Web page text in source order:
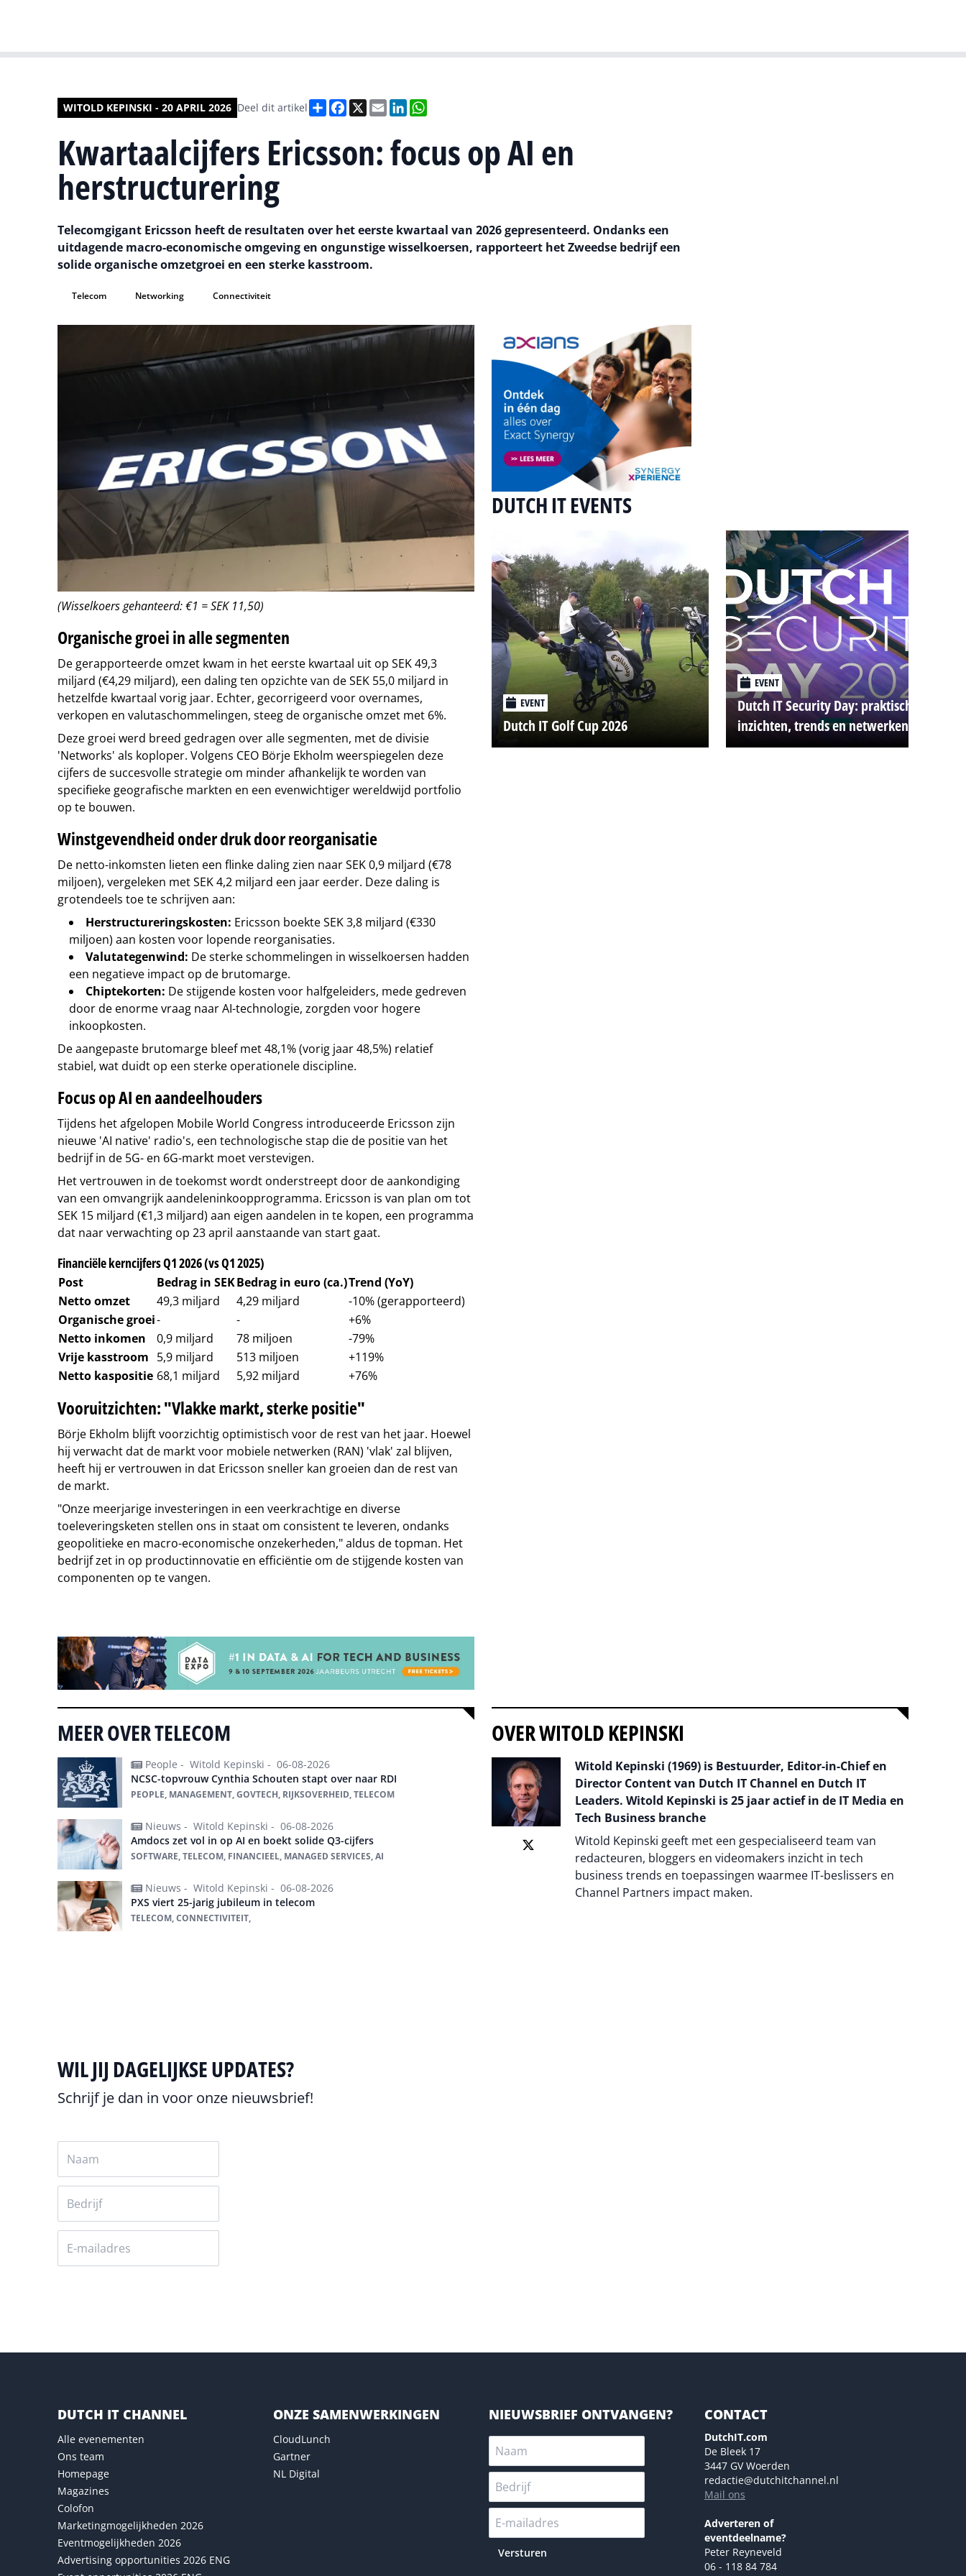
WITOLD KEPINSKI - 20 APRIL 2026 Deel dit artikel DeelFacebook
X EmailLinkedIn
Kwartaalcijfers Ericsson: focus op AI en
herstructurering
Telecomgigant Ericsson heeft de resultaten over het eerste kwartaal van 2026 gepresenteerd. Ondanks een
uitdagende macro-economische omgeving en ongunstige wisselkoersen, rapporteert het Zweedse bedrijf een
solide organische omzetgroei en een sterke kasstroom.
Telecom Networking Connectiviteit
(Wisselkoers gehanteerd: €1 = SEK 11,50)
Organische groei in alle segmenten
De gerapporteerde omzet kwam in het eerste kwartaal uit op SEK 49,3
miljard (€4,29 miljard), een daling ten opzichte van de SEK 55,0 miljard in
hetzelfde kwartaal vorig jaar. Echter, gecorrigeerd voor overnames,
verkopen en valutaschommelingen, steeg de organische omzet met 6%.
Deze groei werd breed gedragen over alle segmenten, met de divisie
'Networks' als koploper. Volgens CEO Börje Ekholm weerspiegelen deze
cijfers de succesvolle strategie om minder afhankelijk te worden van
specifieke geografische markten en een evenwichtiger wereldwijd portfolio
op te bouwen.
Winstgevendheid onder druk door reorganisatie
De netto-inkomsten lieten een flinke daling zien naar SEK 0,9 miljard (€78
miljoen), vergeleken met SEK 4,2 miljard een jaar eerder. Deze daling is
grotendeels toe te schrijven aan:
Herstructureringskosten: Ericsson boekte SEK 3,8 miljard (€330
miljoen) aan kosten voor lopende reorganisaties.
Valutategenwind: De sterke schommelingen in wisselkoersen hadden
een negatieve impact op de brutomarge.
Chiptekorten: De stijgende kosten voor halfgeleiders, mede gedreven
door de enorme vraag naar AI-technologie, zorgden voor hogere
inkoopkosten.
De aangepaste brutomarge bleef met 48,1% (vorig jaar 48,5%) relatief
stabiel, wat duidt op een sterke operationele discipline.
Focus op AI en aandeelhouders
Tijdens het afgelopen Mobile World Congress introduceerde Ericsson zijn
nieuwe 'AI native' radio's, een technologische stap die de positie van het
bedrijf in de 5G- en 6G-markt moet verstevigen.
Het vertrouwen in de toekomst wordt onderstreept door de aankondiging
van een omvangrijk aandeleninkoopprogramma. Ericsson is van plan om tot
SEK 15 miljard (€1,3 miljard) aan eigen aandelen in te kopen, een programma
dat naar verwachting op 23 april aanstaande van start gaat.
Financiële kerncijfers Q1 2026 (vs Q1 2025)
Post Bedrag in SEKBedrag in euro (ca.)Trend (YoY)
Netto omzet
49,3 miljard 4,29 miljard
-10% (gerapporteerd)
Organische groei- -
+6%
Netto inkomen
0,9 miljard 78 miljoen
-79%
Vrije kasstroom 5,9 miljard 513 miljoen
+119%
Netto kaspositie 68,1 miljard 5,92 miljard +76%
Vooruitzichten: "Vlakke markt, sterke positie"
Börje Ekholm blijft voorzichtig optimistisch voor de rest van het jaar. Hoewel
hij verwacht dat de markt voor mobiele netwerken (RAN) 'vlak' zal blijven,
heeft hij er vertrouwen in dat Ericsson sneller kan groeien dan de rest van
de markt.
"Onze meerjarige investeringen in een veerkrachtige en diverse
toeleveringsketen stellen ons in staat om consistent te leveren, ondanks
geopolitieke en macro-economische onzekerheden," aldus de topman. Het
bedrijf zet in op productinnovatie en efficiëntie om de stijgende kosten van
componenten op te vangen.
DUTCH IT EVENTS
EVENT
Dutch IT Golf Cup 2026
EVENT
Dutch IT Security Day: praktische
inzichten, trends en netwerken
MEER OVER TELECOM
People - Witold Kepinski - 06-08-2026
NCSC-topvrouw Cynthia Schouten stapt over naar RDI
PEOPLE, MANAGEMENT, GOVTECH, RIJKSOVERHEID, TELECOM
Nieuws - Witold Kepinski - 06-08-2026
Amdocs zet vol in op AI en boekt solide Q3-cijfers
SOFTWARE, TELECOM, FINANCIEEL, MANAGED SERVICES, AI
Nieuws - Witold Kepinski - 06-08-2026
PXS viert 25-jarig jubileum in telecom
TELECOM, CONNECTIVITEIT,
OVER WITOLD KEPINSKI
Witold Kepinski (1969) is Bestuurder, Editor-in-Chief en
Director Content van Dutch IT Channel en Dutch IT
Leaders. Witold Kepinski is 25 jaar actief in de IT Media en
Tech Business branche
Witold Kepinski geeft met een gespecialiseerd team van
redacteuren, bloggers en videomakers inzicht in tech
business trends en toepassingen waarmee IT-beslissers en
Channel Partners impact maken.
WIL JIJ DAGELIJKSE UPDATES?
Schrijf je dan in voor onze nieuwsbrief!
DUTCH IT CHANNEL
Alle evenementen
Ons team
Homepage
Magazines
Colofon
Marketingmogelijkheden 2026
Eventmogelijkheden 2026
Advertising opportunities 2026 ENG
ONZE SAMENWERKINGEN
CloudLunch
Gartner
NL Digital
NIEUWSBRIEF ONTVANGEN?
Versturen
CONTACT
DutchIT.com
De Bleek 17
3447 GV Woerden
redactie@dutchitchannel.nl
Mail ons
Adverteren of
eventdeelname?
Peter Reyneveld
06 - 118 84 784